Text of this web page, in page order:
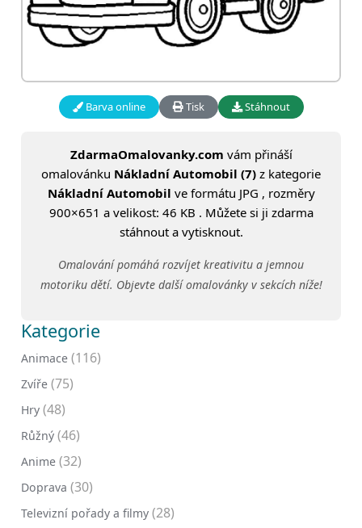
Barva online Tisk Stáhnout
ZdarmaOmalovanky.com vám přináší
omalovánku Nákladní Automobil (7) z kategorie
Nákladní Automobil ve formátu JPG , rozměry
900×651 a velikost: 46 KB . Můžete si ji zdarma
stáhnout a vytisknout.
Omalování pomáhá rozvíjet kreativitu a jemnou
motoriku dětí. Objevte další omalovánky v sekcích níže!
Kategorie
Animace (116)
Zvíře (75)
Hry (48)
Růžný (46)
Anime (32)
Doprava (30)
Televizní pořady a filmy (28)